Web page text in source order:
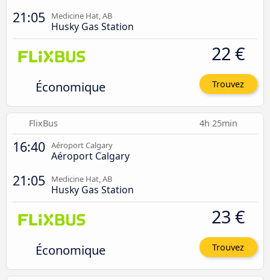
21:05 Medicine Hat, AB
Husky Gas Station
Économique
22 €
Trouvez
FlixBus 4h 25min
16:40 Aéroport Calgary
Aéroport Calgary
21:05 Medicine Hat, AB
Husky Gas Station
Économique
23 €
Trouvez